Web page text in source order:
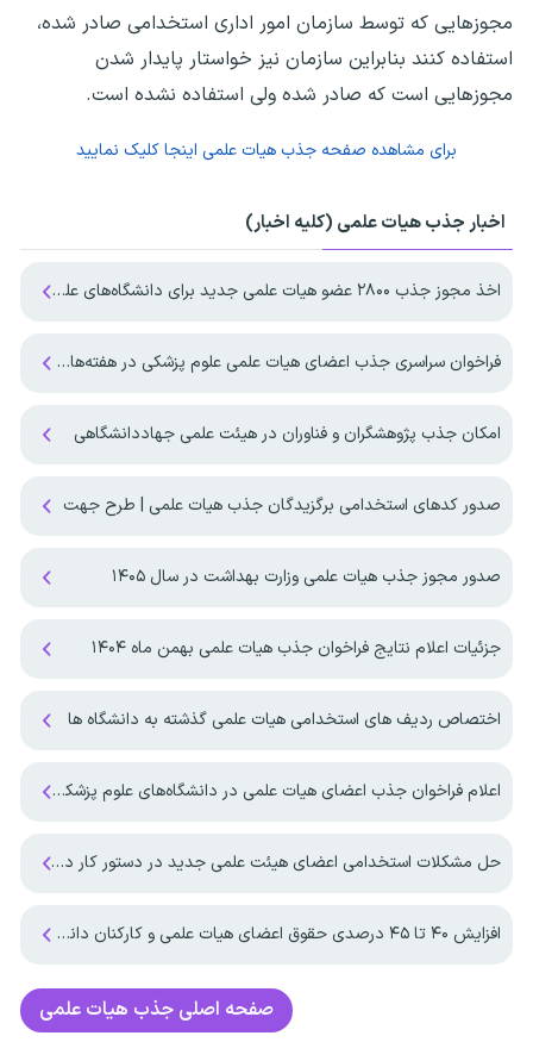
مجوزهایی که توسط سازمان امور اداری استخدامی صادر شده،
استفاده کنند بنابراین سازمان نیز خواستار پایدار شدن
مجوزهایی است که صادر شده ولی استفاده نشده است.
برای مشاهده صفحه جذب هیات علمی اینجا کلیک نمایید
اخبار جذب هیات علمی (کلیه اخبار)
اخذ مجوز جذب ۲۸۰۰ عضو هیات علمی جدید برای دانشگاه‌های علوم پزشکی
فراخوان سراسری جذب اعضای هیات علمی علوم پزشکی در هفته‌های آینده منتشر می‌شود
امکان جذب پژوهشگران و فناوران در هیئت علمی جهاددانشگاهی
صدور کدهای استخدامی برگزیدگان جذب هیات علمی | طرح جهت
صدور مجوز جذب هیات علمی وزارت بهداشت در سال ۱۴۰۵
جزئیات اعلام نتایج فراخوان جذب هیات علمی بهمن ماه ۱۴۰۴
اختصاص ردیف های استخدامی هیات علمی گذشته به دانشگاه ها
اعلام فراخوان جذب اعضای هیات علمی در دانشگاه‌های علوم پزشکی به زودی
حل مشکلات استخدامی اعضای هیئت علمی جدید در دستور کار دانشگاه تهران
افزایش ۴۰ تا ۴۵ درصدی حقوق اعضای هیات علمی و کارکنان دانشگاه آزاد اسلامی در سال ۱۴۰۵
صفحه اصلی جذب هیات علمی